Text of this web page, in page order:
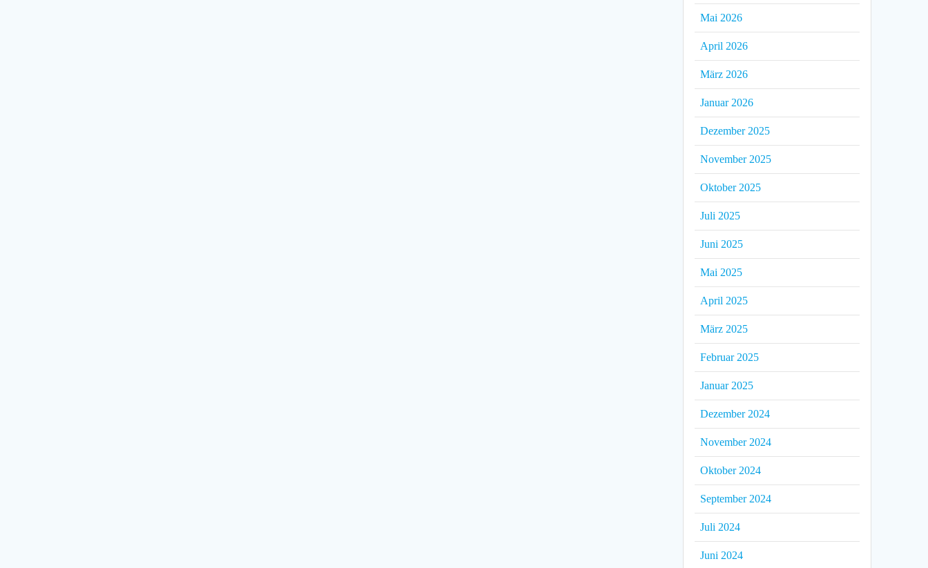
Mai 2026
April 2026
März 2026
Januar 2026
Dezember 2025
November 2025
Oktober 2025
Juli 2025
Juni 2025
Mai 2025
April 2025
März 2025
Februar 2025
Januar 2025
Dezember 2024
November 2024
Oktober 2024
September 2024
Juli 2024
Juni 2024